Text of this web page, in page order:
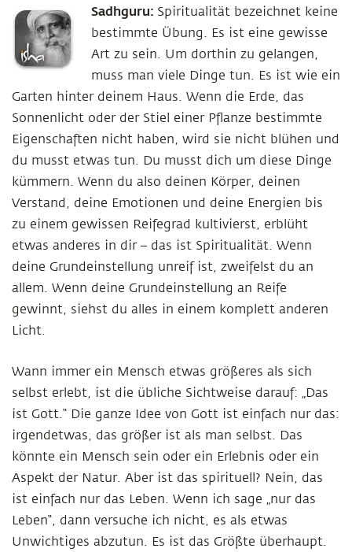
Sadhguru: Spiritualität bezeichnet keine
bestimmte Übung. Es ist eine gewisse
Art zu sein. Um dorthin zu gelangen,
muss man viele Dinge tun. Es ist wie ein
Garten hinter deinem Haus. Wenn die Erde, das
Sonnenlicht oder der Stiel einer Pflanze bestimmte
Eigenschaften nicht haben, wird sie nicht blühen und
du musst etwas tun. Du musst dich um diese Dinge
kümmern. Wenn du also deinen Körper, deinen
Verstand, deine Emotionen und deine Energien bis
zu einem gewissen Reifegrad kultivierst, erblüht
etwas anderes in dir – das ist Spiritualität. Wenn
deine Grundeinstellung unreif ist, zweifelst du an
allem. Wenn deine Grundeinstellung an Reife
gewinnt, siehst du alles in einem komplett anderen
Licht.
Wann immer ein Mensch etwas größeres als sich
selbst erlebt, ist die übliche Sichtweise darauf: „Das
ist Gott.“ Die ganze Idee von Gott ist einfach nur das:
irgendetwas, das größer ist als man selbst. Das
könnte ein Mensch sein oder ein Erlebnis oder ein
Aspekt der Natur. Aber ist das spirituell? Nein, das
ist einfach nur das Leben. Wenn ich sage „nur das
Leben“, dann versuche ich nicht, es als etwas
Unwichtiges abzutun. Es ist das Größte überhaupt.